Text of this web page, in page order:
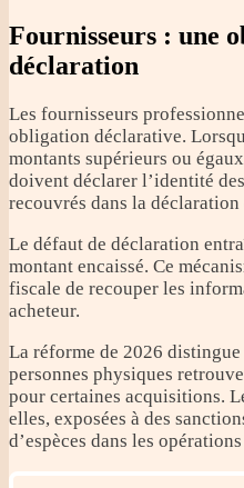
Fournisseurs : une
déclaration
Les fournisseurs
obligation déclarative.
montants supérieurs ou
doivent déclarer l’identité
recouvrés dans la
Le défaut de déclaration
montant encaissé. Ce
fiscale de recouper les
acheteur.
La réforme de 2026
personnes physiques
pour certaines acquisitions.
elles, exposées à des
d’espèces dans les